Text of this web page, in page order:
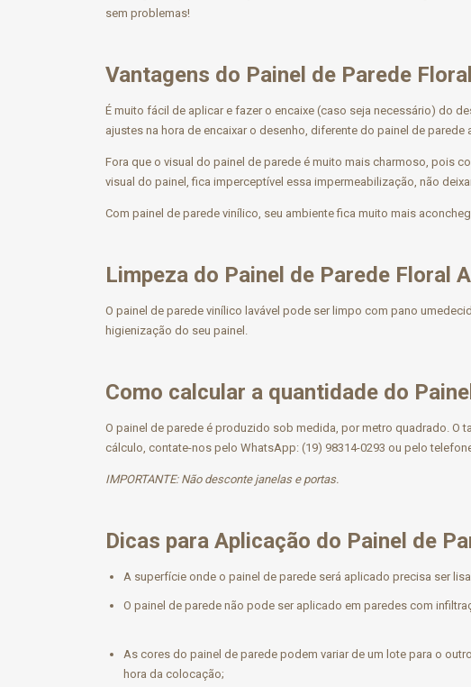
sem problemas!
Vantagens do Painel de Parede
É muito fácil de aplicar e fazer o encaixe (caso seja necessário) do
ajustes na hora de encaixar o desenho, diferente do painel de
Fora que o visual do painel de parede é muito mais charmoso, pois
visual do painel, fica imperceptível essa impermeabilização, não
Com painel de parede vinílico, seu ambiente fica muito mais
Limpeza do Painel de Parede Floral
O painel de parede vinílico lavável pode ser limpo com pano
higienização do seu painel.
Como calcular a quantidade do
O painel de parede é produzido sob medida, por metro quadrado. O
cálculo, contate-nos pelo WhatsApp: (19) 98314-0293 ou pelo
IMPORTANTE: Não desconte janelas e portas.
Dicas para Aplicação do Painel de
A superfície onde o painel de parede será aplicado precisa ser
O painel de parede não pode ser aplicado em paredes com
As cores do painel de parede podem variar de um lote para o
hora da colocação;